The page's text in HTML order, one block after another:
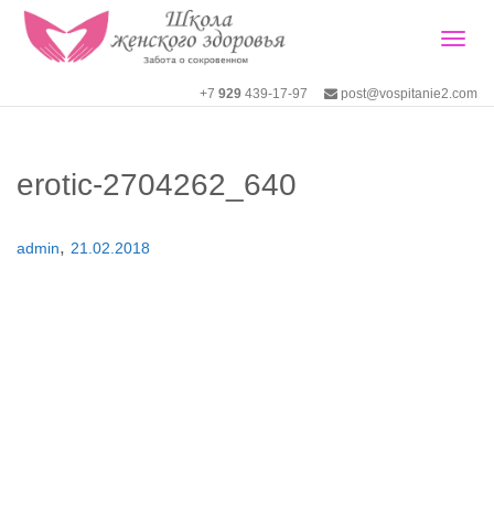
+7 929 439-17-97 post@vospitanie2.com
erotic-2704262_640
admin, 21.02.2018